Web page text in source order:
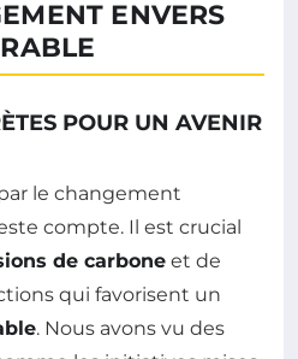
ENVERS
POUR UN AVENIR
le changement
compte. Il est crucial
de carbone et de
qui favorisent un
. Nous avons vu des